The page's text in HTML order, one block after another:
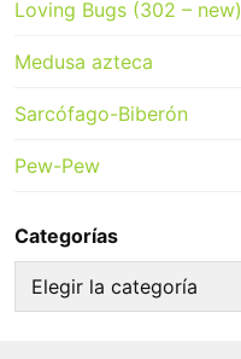
Loving Bugs (302 – new)
Medusa azteca
Sarcófago-Biberón
Pew-Pew
Categorías
Categorías